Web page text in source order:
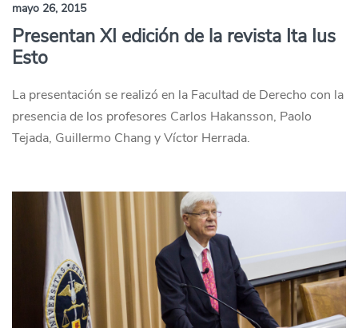
mayo 26, 2015
Presentan XI edición de la revista Ita Ius
Esto
La presentación se realizó en la Facultad de Derecho con la
presencia de los profesores Carlos Hakansson, Paolo
Tejada, Guillermo Chang y Víctor Herrada.